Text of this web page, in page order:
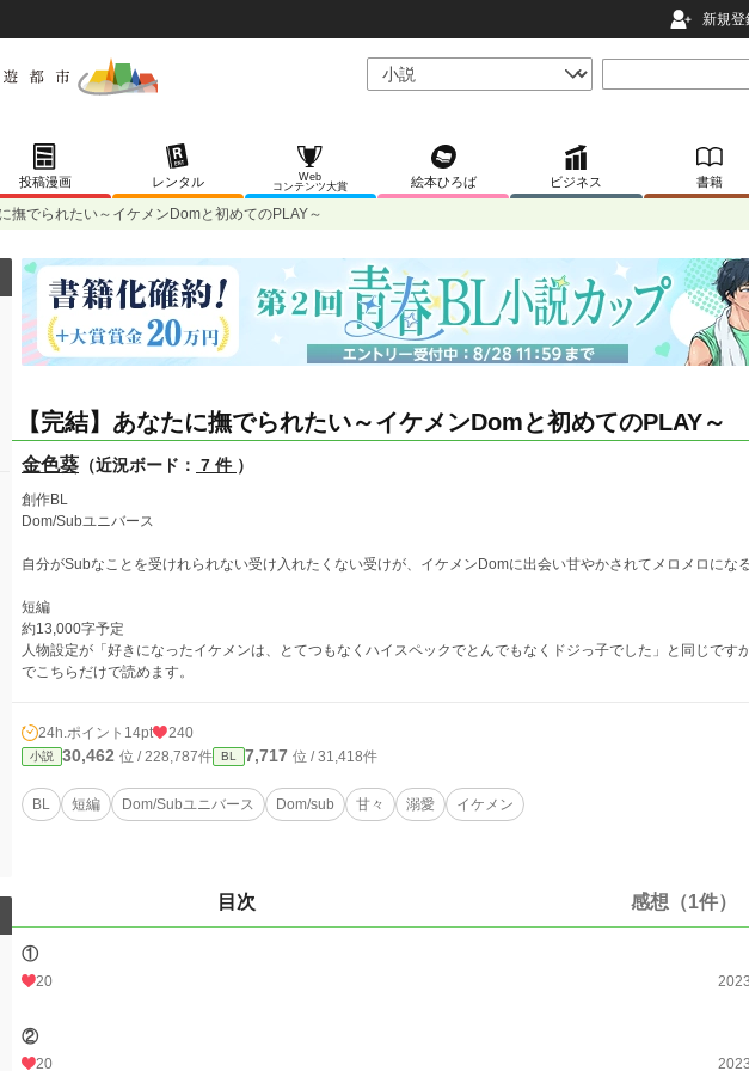
新規登
投稿漫画 レンタル
Web
コンテンツ大賞
絵本ひろば ビジネス 書籍
撫でられたい～イケメンDomと初めてのPLAY～
【完結】あなたに撫でられたい～イケメンDomと初めてのPLAY～
金色葵 （近況ボード： 7 件 ）
創作BL
Dom/Subユニバース
自分がSubなことを受けれられない受け入れたくない受けが、イケメンDomに出会い甘やかされてメロメロにな
短編
約13,000字予定
人物設定が「好きになったイケメンは、とてつもなくハイスペックでとんでもなくドジっ子でした」と同じです
でこちらだけで読めます。
24h.ポイント 14pt 240
小説 30,462 位 / 228,787件 BL 7,717 位 / 31,418件
BL 短編 Dom/Subユニバース Dom/sub 甘々 溺愛 イケメン
目次 感想（1件）
①
20
②
20